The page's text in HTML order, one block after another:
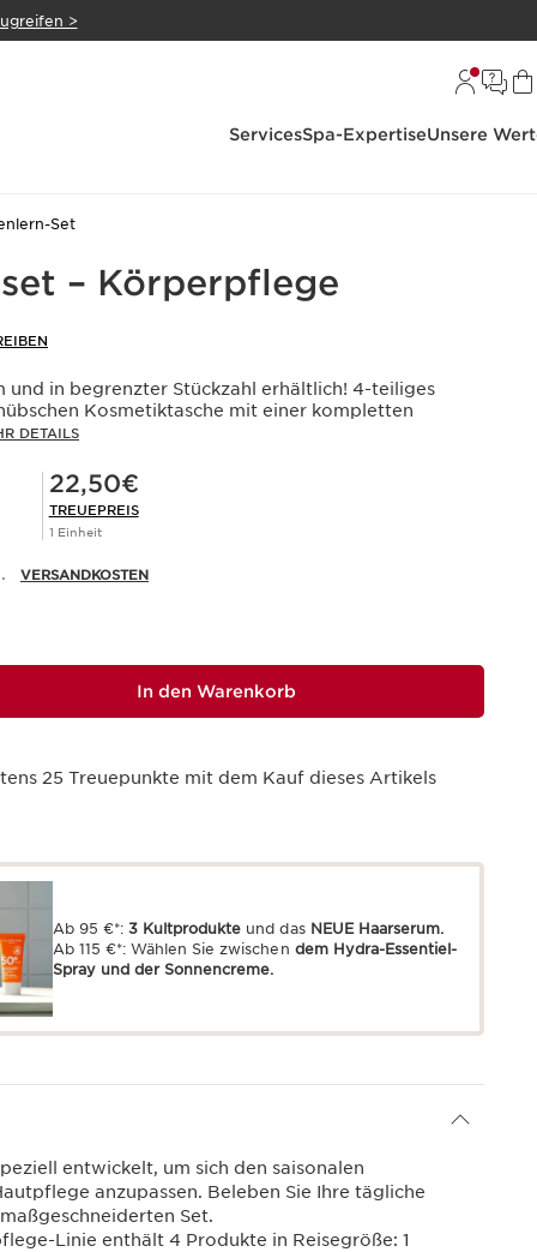
>
ServicesSpa-ExpertiseUnsere
Set
– Körperpflege
und in begrenzter Stückzahl erhältlich! 4-teiliges
Kosmetiktasche mit einer kompletten
DETAILS
Mitgliederpreis 22,50€
22,50€
TREUEPREIS
1 Einheit
VERSANDKOSTEN
In den Warenkorb
25 Treuepunkte mit dem Kauf dieses Artikels
Ab 95 €*:3 Kultprodukte und das NEUE Haarserum.
Ab 115 €*: Wählen Sie zwischen dem Hydra-Essentiel-
Spray und der Sonnencreme.
entwickelt, um sich den saisonalen
anzupassen. Beleben Sie Ihre tägliche
Set.
Linie enthält 4 Produkte in Reisegröße: 1